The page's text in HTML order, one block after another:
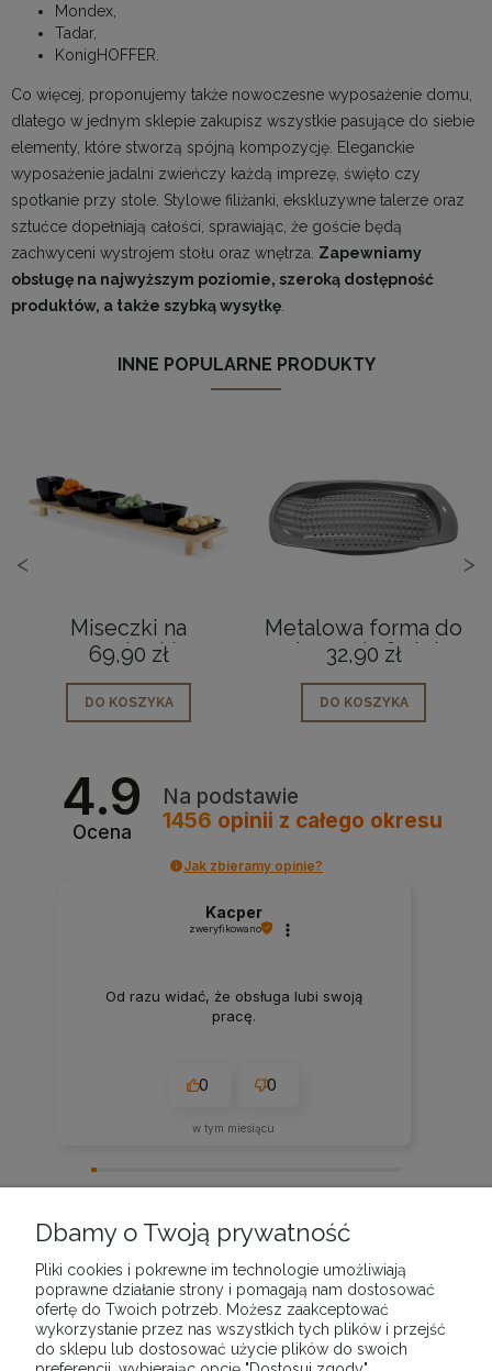
Mondex,
Tadar,
KonigHOFFER.
Co więcej, proponujemy także nowoczesne wyposażenie domu
dlatego w jednym sklepie zakupisz wszystkie pasujące do siebie
elementy, które stworzą spójną kompozycję. Eleganckie
wyposażenie jadalni zwieńczy każdą imprezę, święto czy
spotkanie przy stole. Stylowe filiżanki ekskluzywne talerze oraz
sztućce dopełniają całości, sprawiając, że goście będą
zachwyceni wystrojem stołu oraz wnętrza. Zapewniamy
obsługę na najwyższym poziomie, szeroką dostępność
produktów, a także szybką wysyłkę
INNE POPULARNE PRODUKTY
<
Miseczki na
przekąski
na tacy 7
elementów 50cm
69,90 zł
DO KOSZYKA
Metalowa forma do
pieczenia frytek
32,90 zł
DO KOSZYKA
>
4.9
Ocena
Na podstawie
1456 opinii z całego okresu
Jak zbieramy opinie?
Kacper
zweryfikowano
Od razu widać, że obsługa lubi swoją
pracę.
0 0
w tym miesiącu
POMOC
Dbamy o Twoją prywatność
Pliki cookies i pokrewne im technologie umożliwiają
poprawne działanie strony i pomagają nam dostosować
ofertę do Twoich potrzeb. Możesz zaakceptować
wykorzystanie przez nas wszystkich tych plików i przejść
do sklepu lub dostosować użycie plików do swoich